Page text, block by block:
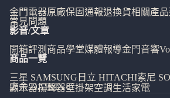
金門電器原廠保固通報退換貨相關產
常見問題
影音/文章
開箱評測 商品學堂媒體報導金門音響
商品一覽
三星 SAMSUNG 日立 HITACHI索尼
大金 DAIKIN
顯示器揚聲器壁掛架空調生活家電